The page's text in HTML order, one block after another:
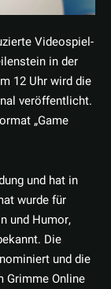
Videospiel-
in der
12 Uhr wird die
veröffentlicht.
„Game
und hat in
wurde für
und Humor,
Die
und die
Grimme Online